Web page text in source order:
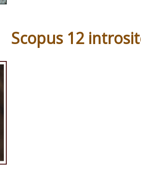
Scopus 12